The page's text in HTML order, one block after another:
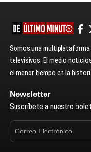
Somos una
televisivos. El medio
el menor tiempo en la
Newsletter
Suscríbete a nuestro